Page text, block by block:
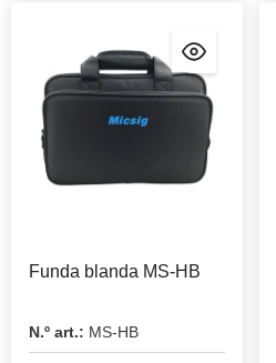
Funda blanda MS-HB
N.º art.: MS-HB